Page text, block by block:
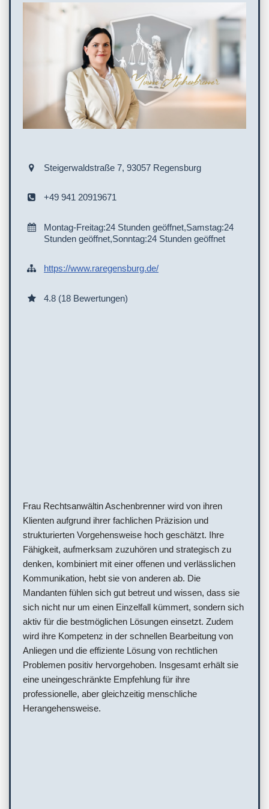
Steigerwaldstraße 7, 93057 Regensburg
+49 941 20919671
Montag-Freitag:24 Stunden geöffnet,Samstag:24
Stunden geöffnet,Sonntag:24 Stunden geöffnet
https://www.raregensburg.de/
4.8 (18 Bewertungen)
Frau Rechtsanwältin Aschenbrenner wird von ihren
Klienten aufgrund ihrer fachlichen Präzision und
strukturierten Vorgehensweise hoch geschätzt. Ihre
Fähigkeit, aufmerksam zuzuhören und strategisch zu
denken, kombiniert mit einer offenen und verlässlichen
Kommunikation, hebt sie von anderen ab. Die
Mandanten fühlen sich gut betreut und wissen, dass sie
sich nicht nur um einen Einzelfall kümmert, sondern sich
aktiv für die bestmöglichen Lösungen einsetzt. Zudem
wird ihre Kompetenz in der schnellen Bearbeitung von
Anliegen und die effiziente Lösung von rechtlichen
Problemen positiv hervorgehoben. Insgesamt erhält sie
eine uneingeschränkte Empfehlung für ihre
professionelle, aber gleichzeitig menschliche
Herangehensweise.